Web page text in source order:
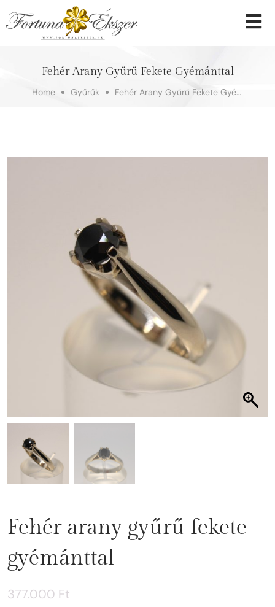
Fehér Arany Gyűrű Fekete Gyémánttal
Home Gyűrűk Fehér Arany Gyűrű Fekete Gyémánttal
Fehér arany gyűrű fekete
gyémánttal
377.000 Ft